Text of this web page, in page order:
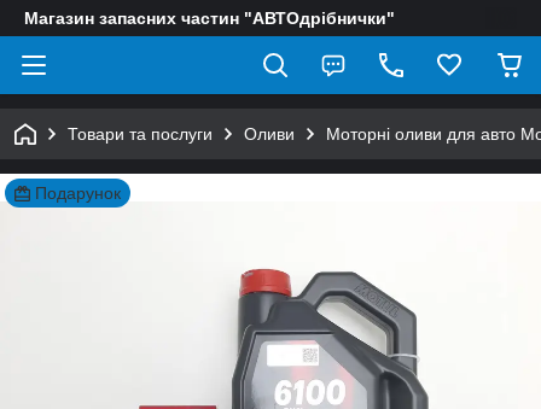
Магазин запасних частин "АВТОдрібнички"
Товари та послуги Оливи Моторні оливи для авто
Подарунок